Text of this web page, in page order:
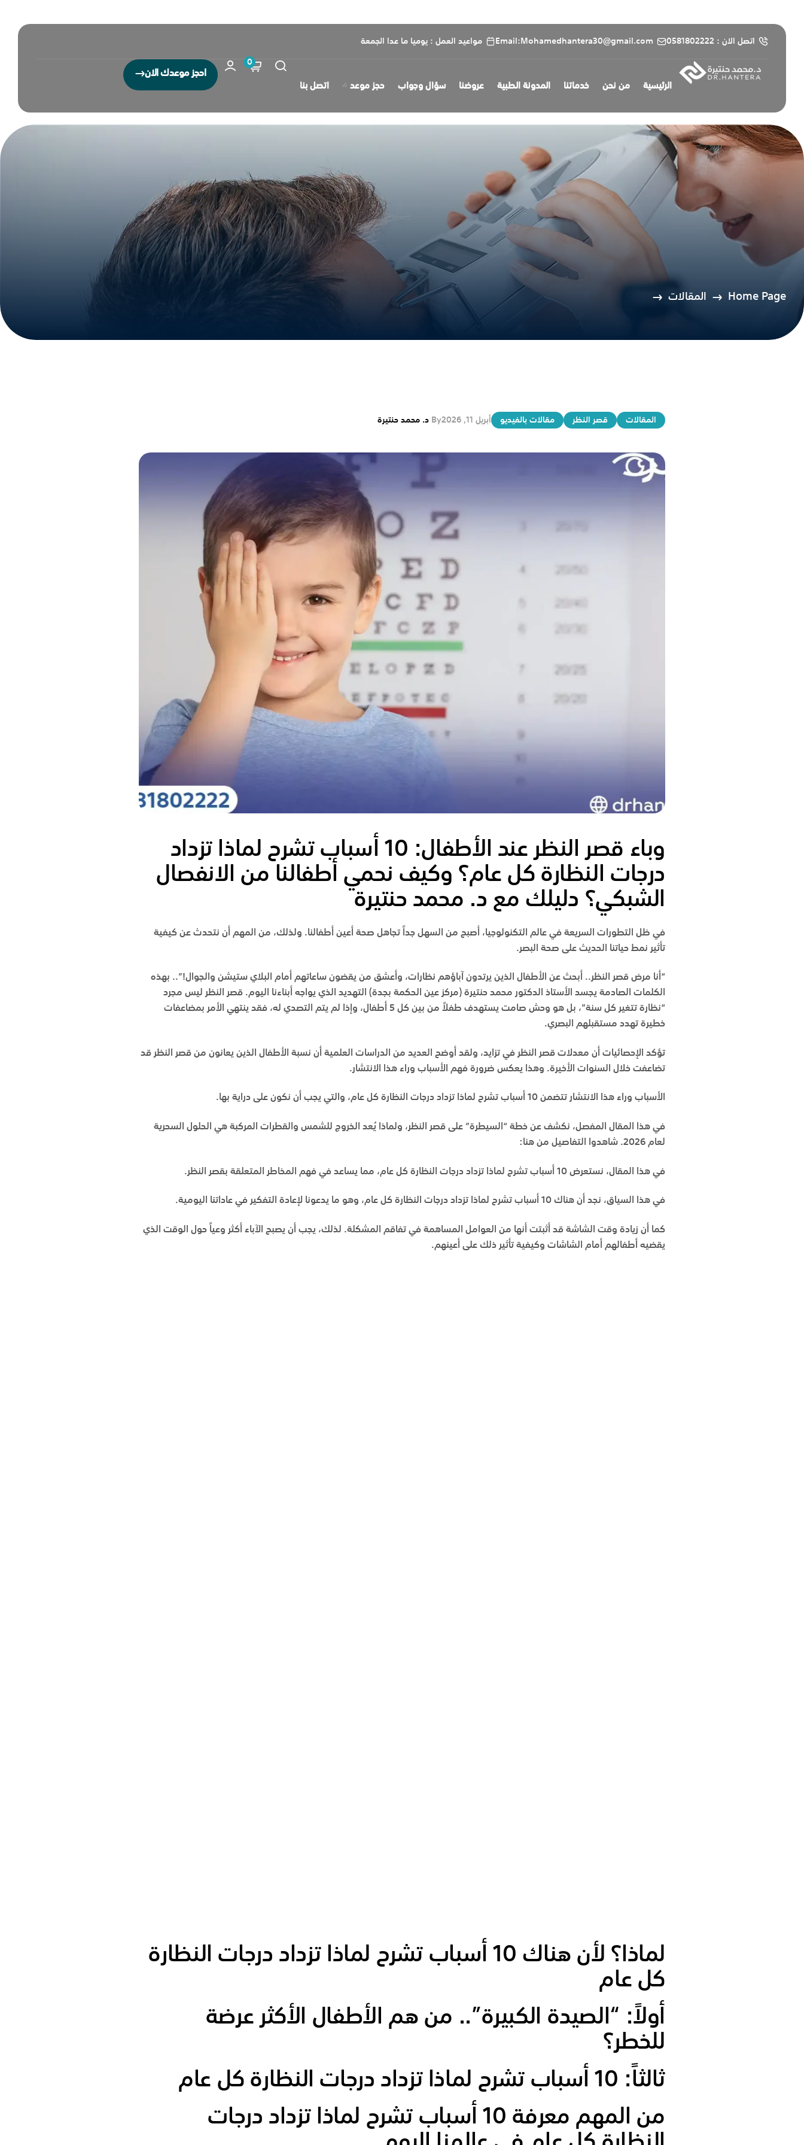
اتصل الان : 0581802222 Email:Mohamedhantera30@gmail.com مواعيد العمل : يوميا ما عدا الجمعة
الرئيسية من نحن خدماتنا المدونة الطبية عروضنا سؤال وجواب حجز موعد اتصل بنا
0
احجز موعدك الان
Home Page المقالات
المقالات قصر النظر مقالات بالفيديو أبريل 11, 2026 By د. محمد حنتيرة
وباء قصر النظر عند الأطفال: 10 أسباب تشرح لماذا تزداد
درجات النظارة كل عام؟ وكيف نحمي أطفالنا من الانفصال
الشبكي؟ دليلك مع د. محمد حنتيرة
في ظل التطورات السريعة في عالم التكنولوجيا، أصبح من السهل جداً تجاهل صحة أعين أطفالنا. ولذلك، من المهم أن نتحدث عن كيفية
تأثير نمط حياتنا الحديث على صحة البصر.
“أنا مرض قصر النظر.. أبحث عن الأطفال الذين يرتدون آباؤهم نظارات، وأعشق من يقضون ساعاتهم أمام البلاي ستيشن والجوال!”.. بهذه
الكلمات الصادمة يجسد الأستاذ الدكتور محمد حنتيرة (مركز عين الحكمة بجدة) التهديد الذي يواجه أبناءنا اليوم. قصر النظر ليس مجرد
“نظارة تتغير كل سنة”، بل هو وحش صامت يستهدف طفلاً من بين كل 5 أطفال، وإذا لم يتم التصدي له، فقد ينتهي الأمر بمضاعفات
خطيرة تهدد مستقبلهم البصري.
تؤكد الإحصائيات أن معدلات قصر النظر في تزايد، ولقد أوضح العديد من الدراسات العلمية أن نسبة الأطفال الذين يعانون من قصر النظر قد
تضاعفت خلال السنوات الأخيرة. وهذا يعكس ضرورة فهم الأسباب وراء هذا الانتشار.
الأسباب وراء هذا الانتشار تتضمن 10 أسباب تشرح لماذا تزداد درجات النظارة كل عام ، والتي يجب أن نكون على دراية بها.
في هذا المقال المفصل، نكشف عن خطة “السيطرة” على قصر النظر، ولماذا يُعد الخروج للشمس والقطرات المركبة هي الحلول السحرية
لعام 2026. شاهدوا التفاصيل من هنا:
في هذا المقال، نستعرض 10 أسباب تشرح لماذا تزداد درجات النظارة كل عام، مما يساعد في فهم المخاطر المتعلقة بقصر النظر.
في هذا السياق، نجد أن هناك 10 أسباب تشرح لماذا تزداد درجات النظارة كل عام ، وهو ما يدعونا لإعادة التفكير في عاداتنا اليومية.
كما أن زيادة وقت الشاشة قد أثبتت أنها من العوامل المساهمة في تفاقم المشكلة. لذلك، يجب أن يصبح الآباء أكثر وعياً حول الوقت الذي
يقضيه أطفالهم أمام الشاشات وكيفية تأثير ذلك على أعينهم.
لماذا؟ لأن هناك
10 أسباب تشرح لماذا تزداد درجات النظارة
كل عام
أولاً: “الصيدة الكبيرة”.. من هم الأطفال الأكثر عرضة
للخطر؟
ثالثاً: 10 أسباب تشرح لماذا تزداد درجات النظارة كل عام
من المهم معرفة
10 أسباب تشرح لماذا تزداد درجات